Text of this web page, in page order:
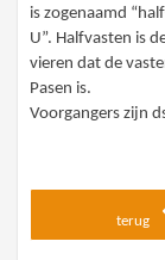
is zogenaamd
U”. Halfvasten is
vieren dat de
Pasen is.
Voorgangers zijn
terug